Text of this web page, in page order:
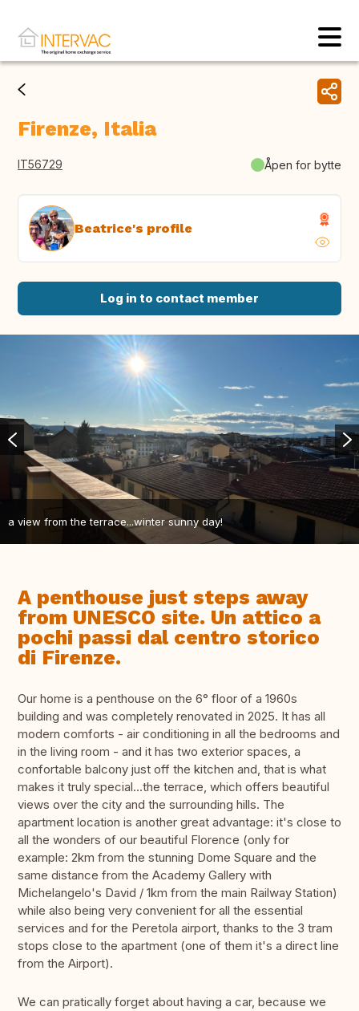
Firenze, Italia
IT56729 Åpen for bytte
Beatrice's profile
Log in to contact member
a view from the terrace...winter sunny day!
A penthouse just steps away
from UNESCO site. Un attico a
pochi passi dal centro storico
di Firenze.
Our home is a penthouse on the 6° floor of a 1960s
building and was completely renovated in 2025. It has all
modern comforts - air conditioning in all the bedrooms and
in the living room - and it has two exterior spaces, a
confortable balcony just off the kitchen and, that is what
makes it truly special...the terrace, which offers beautiful
views over the city and the surrounding hills. The
apartment location is another great advantage: it's close to
all the wonders of our beautiful Florence (only for
example: 2km from the stunning Dome Square and the
same distance from the Academy Gallery with
Michelangelo's David / 1km from the main Railway Station)
while also being very convenient for all the essential
services and for the Peretola airport, thanks to the 3 tram
stops close to the apartment (one of them it's a direct line
from the Airport).
We can pratically forget about having a car, because we